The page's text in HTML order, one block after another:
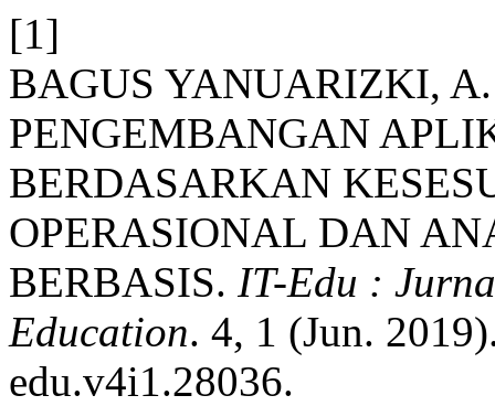
[1]
BAGUS YANUARIZKI,
PENGEMBANGAN
BERDASARKAN
OPERASIONAL DAN
BERBASIS. IT-Edu :
Education. 4, 1 (Jun.
edu.v4i1.28036.